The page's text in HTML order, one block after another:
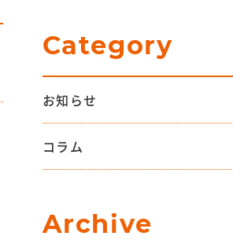
Category
お知らせ
コラム
Archive